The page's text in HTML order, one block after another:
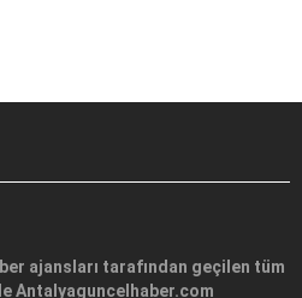
ajansları tarafından geçilen tüm
Antalyaguncelhaber.com